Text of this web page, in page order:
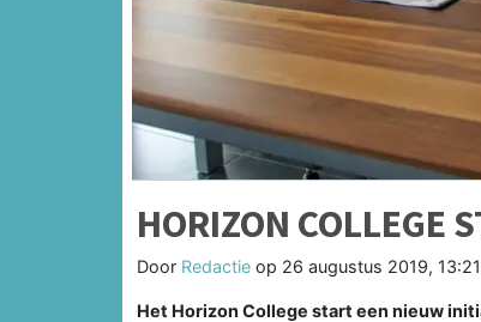
HORIZON COLLEGE
Door Redactie op 26 augustus 2019,
Het Horizon College start een nieuw